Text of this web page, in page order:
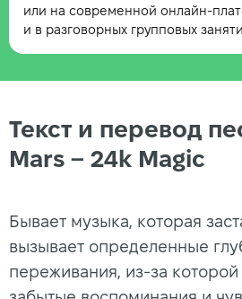
или на современной онлайн-
и в разговорных групповых
Текст и перевод
Mars – 24k Magic
Бывает музыка, которая
вызывает определенные
переживания, из-за